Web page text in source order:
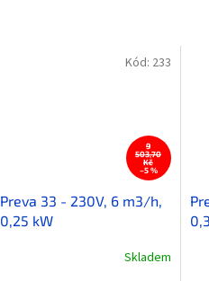
9
503,70
Kč
–5 %
Preva 33 - 230V, 6 m3/h,
0,25 kW
Skladem
Kód: 233